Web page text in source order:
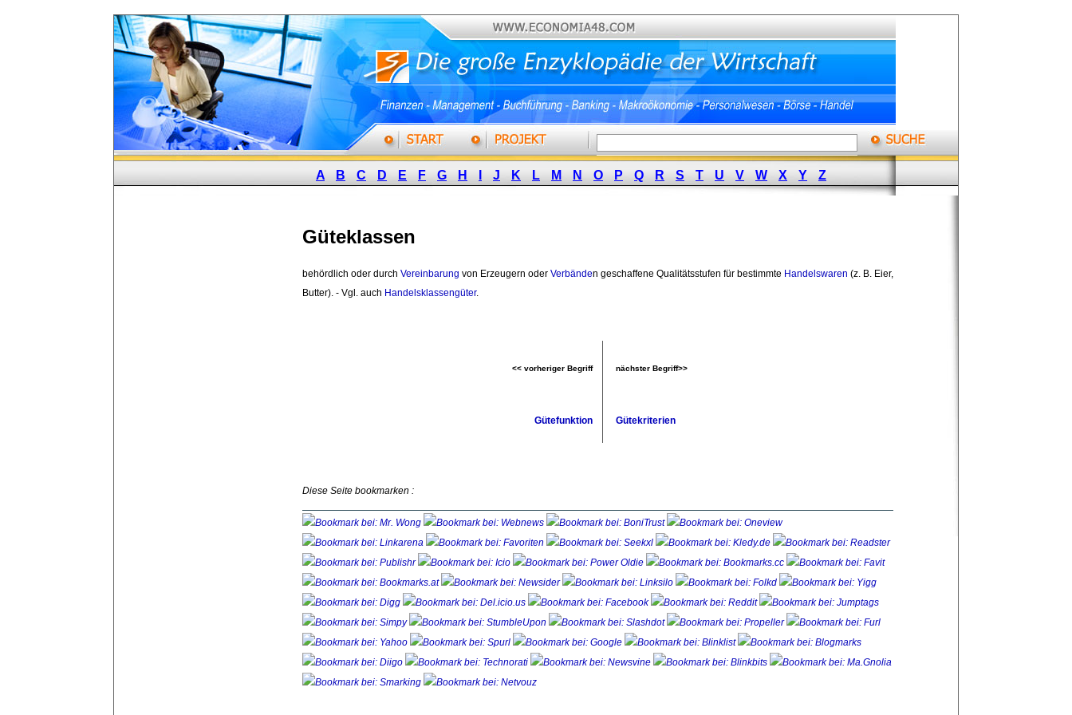
A B C D E F G H J K L M N O P Q R S T U V W X Y Z
Güteklassen
behördlich oder durch Vereinbarung von Erzeugern oder Verbänden geschaffene Qualitätsstufen für bestimmte Handelswaren (z. B. Eier,
Butter). - Vgl. auch Handelsklassengüter.
<< vorheriger Begriff nächster Begriff>>
Gütefunktion Gütekriterien
Diese Seite bookmarken :